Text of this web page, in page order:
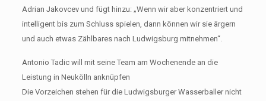
Adrian Jakovcev und fügt hinzu: „Wenn wir aber konzentriert und
intelligent bis zum Schluss spielen, dann können wir sie ärgern
und auch etwas Zählbares nach Ludwigsburg mitnehmen“.
Antonio Tadic will mit seine Team am Wochenende an die
Leistung in Neukölln anknüpfen
Die Vorzeichen stehen für die Ludwigsburger Wasserballer nicht